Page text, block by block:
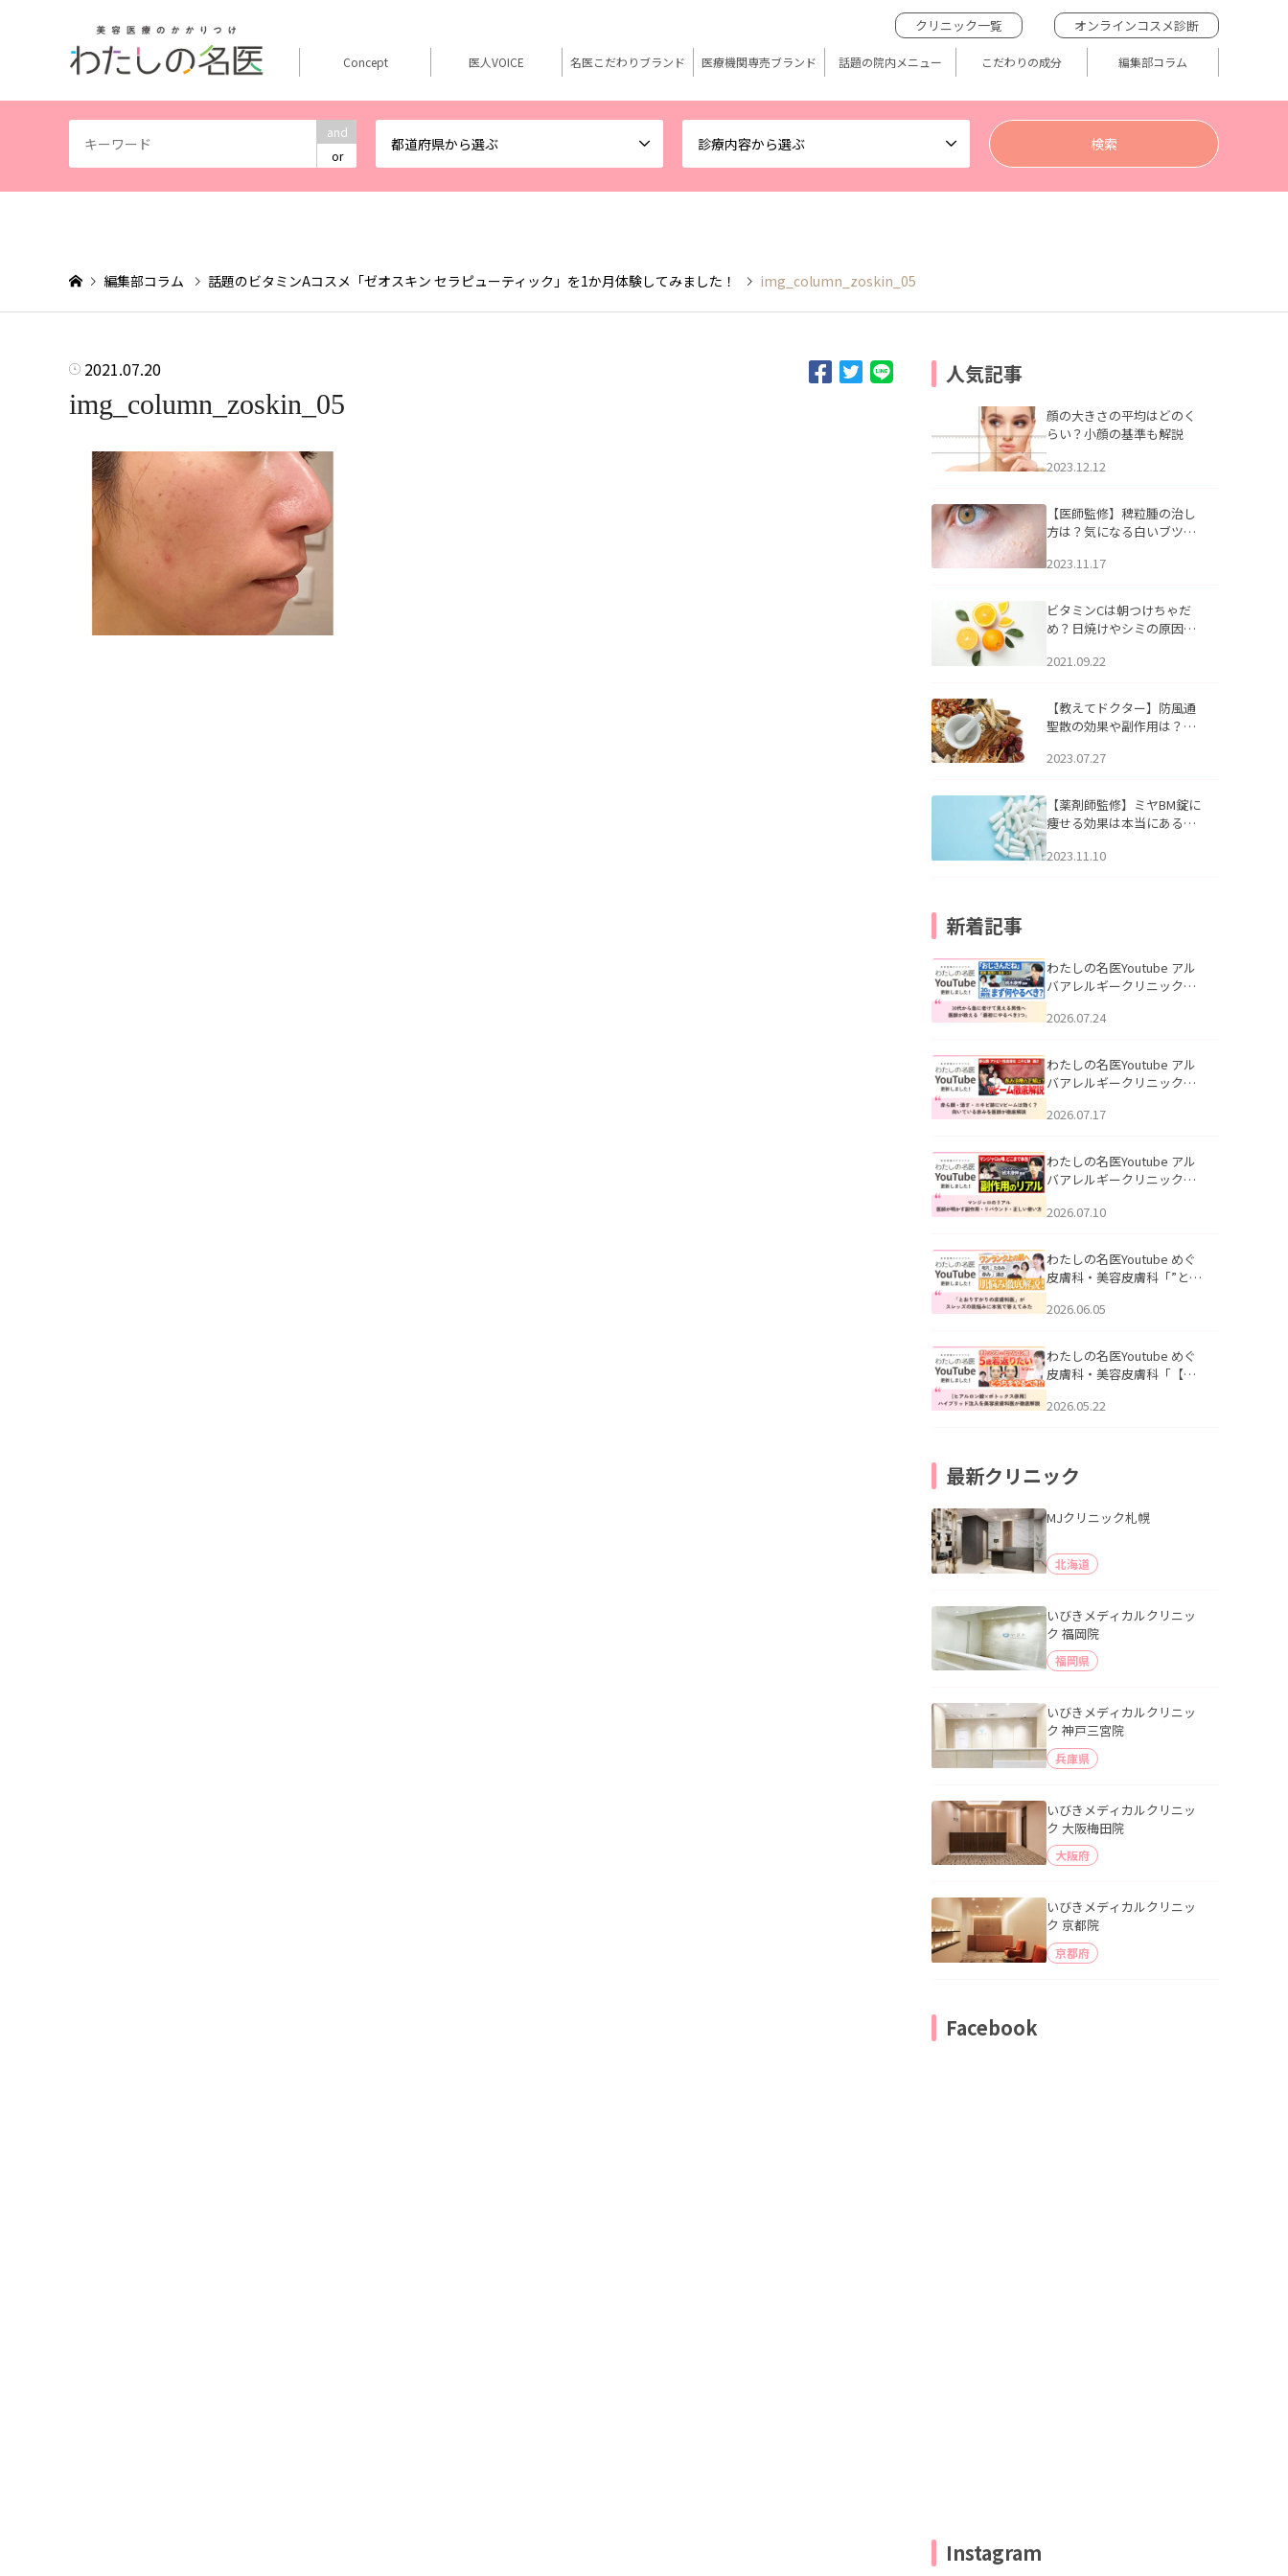
and
or
都道府県から選ぶ 診療内容から選ぶ
クリニック一覧 オンラインコスメ診断
Concept 医人VOICE 名医こだわりブランド 医療機関専売ブランド 話題の院内メニュー こだわりの成分 編集部コラム
編集部コラム 話題のビタミンAコスメ「ゼオスキン セラピューティック」を1か月体験してみました！ img_column_zoskin_05
2021.07.20
img_column_zoskin_05
人気記事
顔の大きさの平均はどのく
らい？小顔の基準も解説
2023.12.12
【医師監修】稗粒腫の治し
方は？気になる白いブツブ
アについて
2023.11.17
ビタミンCは朝つけちゃだ
め？日焼けやシミの原因に
2021.09.22
【教えてドクター】防風通
聖散の効果や副作用は？長
2023.07.27
【薬剤師監修】ミヤBM錠に
痩せる効果は本当にある
2023.11.10
新着記事
わたしの名医Youtube アル
バアレルギークリニック札
える男性へ｜医師が教える
公開いたしました。
2026.07.24
わたしの名医Youtube アル
バアレルギークリニック札
跡にVビームは効く？向いて
説」を公開いたしました。
2026.07.17
わたしの名医Youtube アル
バアレルギークリニック札
医師が明かす副作用・リバ
公開いたしました。
2026.07.10
わたしの名医Youtube めぐ
皮膚科・美容皮膚科「”とお
ッズの肌悩みに本気で答え
た。
2026.06.05
わたしの名医Youtube めぐ
皮膚科・美容皮膚科「【ヒ
用】ハイブリッド注入を美
2026.05.22
最新クリニック
MJクリニック札幌
北海道
いびきメディカルクリニッ
ク 福岡院
福岡県
いびきメディカルクリニッ
ク 神戸三宮院
兵庫県
いびきメディカルクリニッ
ク 大阪梅田院
大阪府
いびきメディカルクリニッ
ク 京都院
京都府
Facebook
Instagram